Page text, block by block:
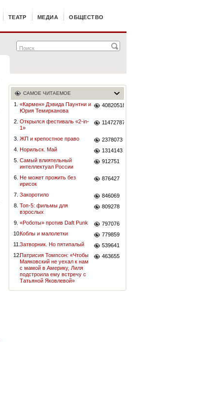
ТЕАТР МЕДИА ОБЩЕСТВО
САМОЕ ЧИТАЕМОЕ
1.
«Кармен» Дэвида Паунтни и
Юрия Темирканова
40820518
2. Открылся фестиваль «2-in-
1»
11472787
3. ЖП и крепостное право
2378073
4. Норильск. Май
1314143
5. Самый влиятельный
интеллектуал России
912751
6. Не может прожить без
ирисок
876427
7. Закоротило
846069
8. Топ-5: фильмы для
взрослых
809278
9. «Роботы» против Daft Punk
797076
10.Коблы и малолетки
779859
11.Затворник. Но пятипалый
539641
12.Патрисия Томпсон: «Чтобы
Маяковский не уехал к нам
с мамой в Америку, Лиля
подстроила ему встречу с
Татьяной Яковлевой»
463655